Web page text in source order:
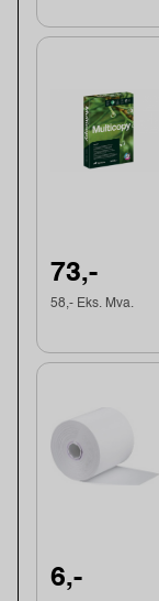
73,-
58,- Eks. Mva.
6,-